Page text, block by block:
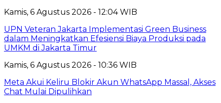
Kamis, 6 Agustus 2026 - 12:04 WIB
UPN Veteran Jakarta Implementasi Green Business
dalam Meningkatkan Efesiensi Biaya Produksi pada
UMKM di Jakarta Timur
Kamis, 6 Agustus 2026 - 10:36 WIB
Meta Akui Keliru Blokir Akun WhatsApp Massal, Akses
Chat Mulai Dipulihkan